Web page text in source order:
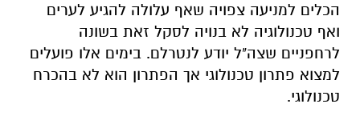
הכלים למניעה צפויה שאף עלולה להגיע לערים
ואף טכנולוגיה לא בנויה לסקל זאת בשונה
לרחפניים שצה"ל יודע לנטרלם. בימים אלו פועלים
למצוא פתרון טכנולוגי אך הפתרון הוא לא בהכרח
טכנולוגי.